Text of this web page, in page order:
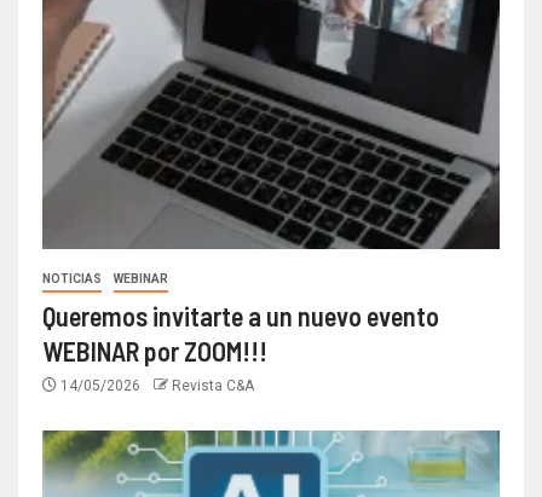
NOTICIAS WEBINAR
Queremos invitarte a un nuevo evento
WEBINAR por ZOOM!!!
14/05/2026 Revista C&A